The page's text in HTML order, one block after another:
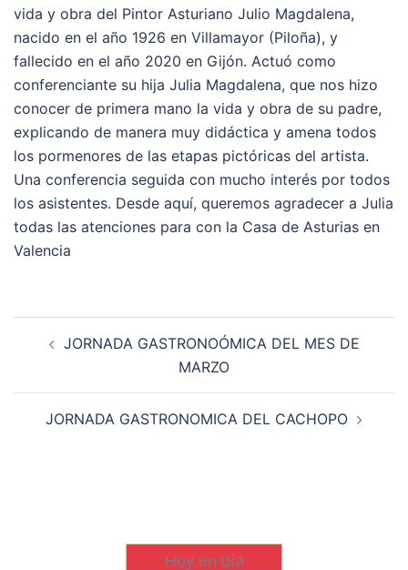
vida y obra del Pintor Asturiano Julio Magdalena,
nacido en el año 1926 en Villamayor (Piloña), y
fallecido en el año 2020 en Gijón. Actuó como
conferenciante su hija Julia Magdalena, que nos hizo
conocer de primera mano la vida y obra de su padre,
explicando de manera muy didáctica y amena todos
los pormenores de las etapas pictóricas del artista.
Una conferencia seguida con mucho interés por todos
los asistentes. Desde aquí, queremos agradecer a Julia
todas las atenciones para con la Casa de Asturias en
Valencia
JORNADA GASTRONOÓMICA DEL MES DE
MARZO
JORNADA GASTRONOMICA DEL CACHOPO
Hoy en día